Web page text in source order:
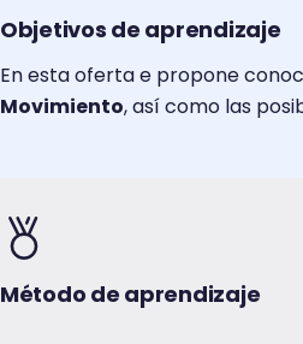
Objetivos de aprendizaje
En esta oferta e propone
Movimiento, así como las
Método de aprendizaje